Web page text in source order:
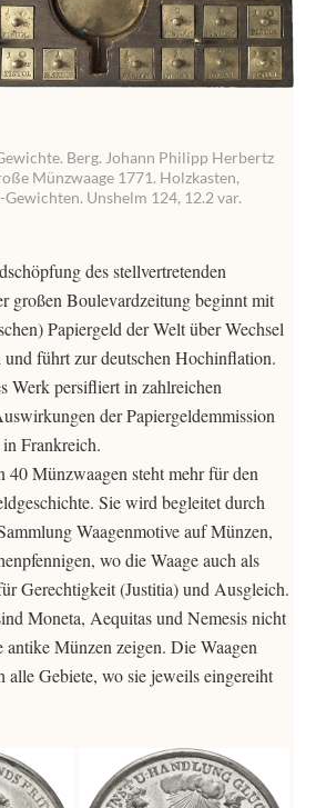
Berg. Johann Philipp Herbertz
Münzwaage 1771. Holzkasten,
Unshelm 124, 12.2 var.
des stellvertretenden
großen Boulevardzeitung beginnt mit
Papiergeld der Welt über Wechsel
führt zur deutschen Hochinflation.
Werk persifliert in zahlreichen
der Papiergeldemmission
Frankreich.
40 Münzwaagen steht mehr für den
Sie wird begleitet durch
Waagenmotive auf Münzen,
wo die Waage auch als
Gerechtigkeit (Justitia) und Ausgleich.
Moneta, Aequitas und Nemesis nicht
Münzen zeigen. Die Waagen
alle Gebiete, wo sie jeweils eingereiht